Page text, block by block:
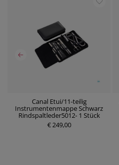
Canal Etui/11-teilig
Instrumentenmappe Schwarz
Rindspaltleder5012- 1 Stück
€ 249,00
P